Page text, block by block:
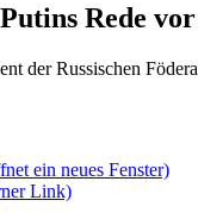
Rede
der Russischen
ein neues Fenster)
Link)